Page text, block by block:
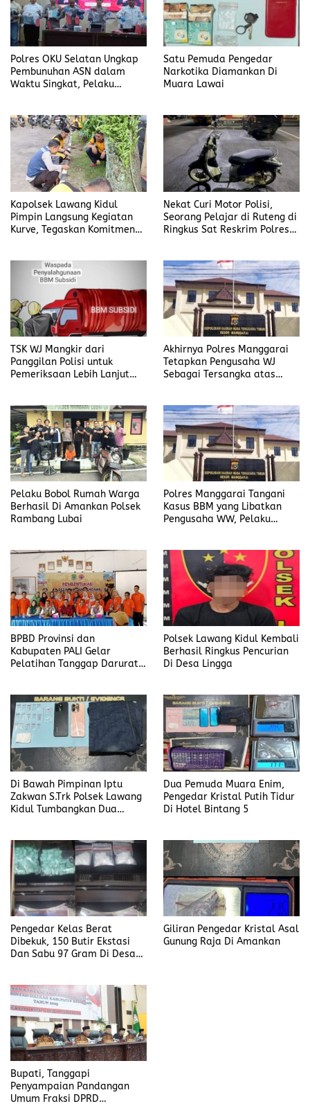
Polres OKU Selatan Ungkap
Pembunuhan ASN dalam
Waktu Singkat, Pelaku
Satu Pemuda Pengedar
Narkotika Diamankan Di
Muara Lawai
Kapolsek Lawang Kidul
Pimpin Langsung Kegiatan
Kurve, Tegaskan Komitmen
Nekat Curi Motor Polisi,
Seorang Pelajar di Ruteng di
Ringkus Sat Reskrim Polres
TSK WJ Mangkir dari
Panggilan Polisi untuk
Pemeriksaan Lebih Lanjut
Apa?
Akhirnya Polres Manggarai
Tetapkan Pengusaha WJ
Sebagai Tersangka atas
Pelaku Bobol Rumah Warga
Berhasil Di Amankan Polsek
Rambang Lubai
Polres Manggarai Tangani
Kasus BBM yang Libatkan
Pengusaha WW, Pelaku
BPBD Provinsi dan
Kabupaten PALI Gelar
Pelatihan Tanggap Darurat
Polsek Lawang Kidul Kembali
Berhasil Ringkus Pencurian
Di Desa Lingga
Di Bawah Pimpinan Iptu
Zakwan S.Trk Polsek Lawang
Kidul Tumbangkan Dua
Dua Pemuda Muara Enim,
Pengedar Kristal Putih Tidur
Di Hotel Bintang 5
Pengedar Kelas Berat
Dibekuk, 150 Butir Ekstasi
Dan Sabu 97 Gram Di Desa
Giliran Pengedar Kristal Asal
Gunung Raja Di Amankan
Bupati, Tanggapi
Penyampaian Pandangan
Umum Fraksi DPRD